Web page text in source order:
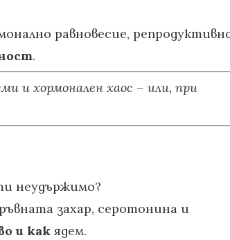
равновесие,
.
и хормонален хаос – или, при
неудържимо?
захар, серотонина и
и какядем.